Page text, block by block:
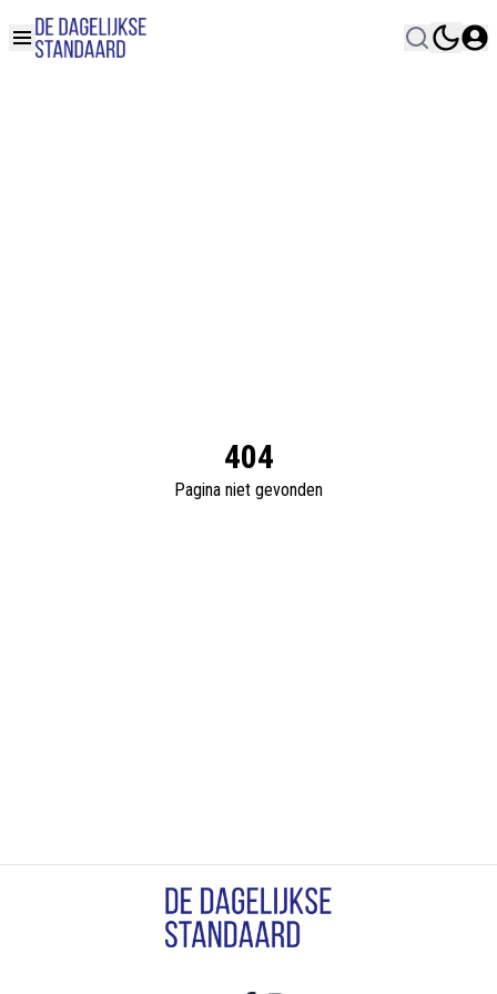
404
Pagina niet gevonden